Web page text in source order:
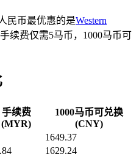
民币最优惠的是Western
续费仅需5马币，1000马币可
手续费
(MYR)
1000马币可兑换
(CNY)
1649.37
1629.24